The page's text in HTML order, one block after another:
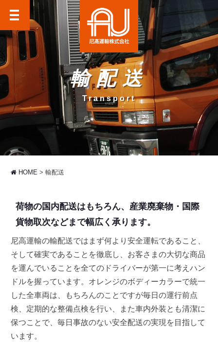
尼高運輸株式会社
輸配送
Transport
HOME 輸配送
荷物の国内配送はもちろん、産業廃棄物・国際
貨物取次などまで幅広く承ります。
尼高運輸の輸配送ではまず何より安全運転であること、
そして確実であることを徹底し、お客さまの大切な商品
を運んでいることを全てのドライバーが第一に考えハン
ドルを握っています。オレンジのボディーカラーで統一
した全車両は、もちろんのことですが毎日の運行前点
検、定期的な整備点検を行い、また車内外装とも清潔に
保つことで、毎日事故のない安全配送の実現を目指して
います。